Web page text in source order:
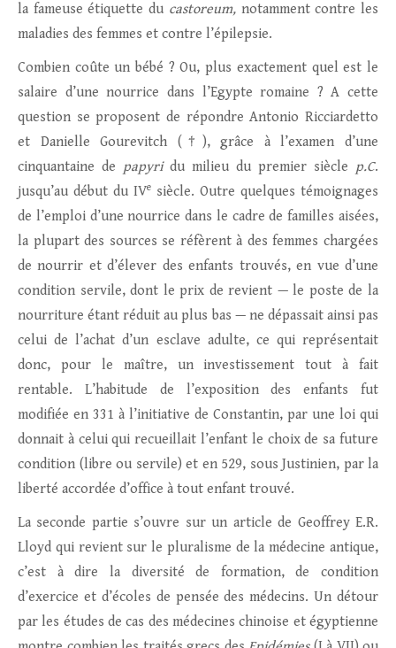
la fameuse étiquette du castoreum,notamment contre les
maladies des femmes et contre l’épilepsie.
Combien coûte un bébé ? Ou, plus exactement quel est le
salaire d’une nourrice dans l’Egypte romaine ? A cette
question se proposent de répondre Antonio Ricciardetto
et Danielle Gourevitch (†), grâce à l’examen d’une
cinquantaine de papyridu milieu du premier siècle p.C.
jusqu’au début du IVe siècle. Outre quelques témoignages
de l’emploi d’une nourrice dans le cadre de familles aisées,
la plupart des sources se réfèrent à des femmes chargées
de nourrir et d’élever des enfants trouvés, en vue d’une
condition servile, dont le prix de revient — le poste de la
nourriture étant réduit au plus bas — ne dépassait ainsi pas
celui de l’achat d’un esclave adulte, ce qui représentait
donc, pour le maître, un investissement tout à fait
rentable. L’habitude de l’exposition des enfants fut
modifiée en 331 à l’initiative de Constantin, par une loi qui
donnait à celui qui recueillait l’enfant le choix de sa future
condition (libre ou servile) et en 529, sous Justinien, par la
liberté accordée d’office à tout enfant trouvé.
La seconde partie s’ouvre sur un article de Geoffrey E.R.
Lloyd qui revient sur le pluralisme de la médecine antique,
c’est à dire la diversité de formation, de condition
d’exercice et d’écoles de pensée des médecins. Un détour
par les études de cas des médecines chinoise et égyptienne